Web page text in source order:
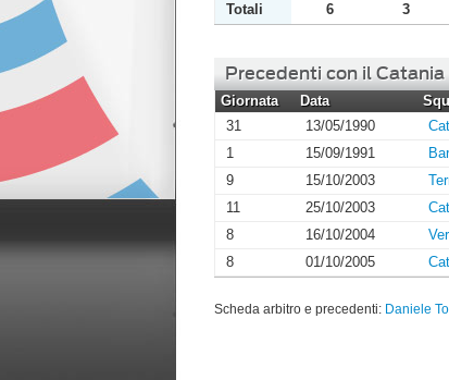
Totali
6 3
Precedenti con il Catania
Giornata Data
31
13/05/1990
1
15/09/1991
9
15/10/2003
11
25/10/2003
8
16/10/2004
8
01/10/2005
Scheda arbitro e precedenti: Daniele